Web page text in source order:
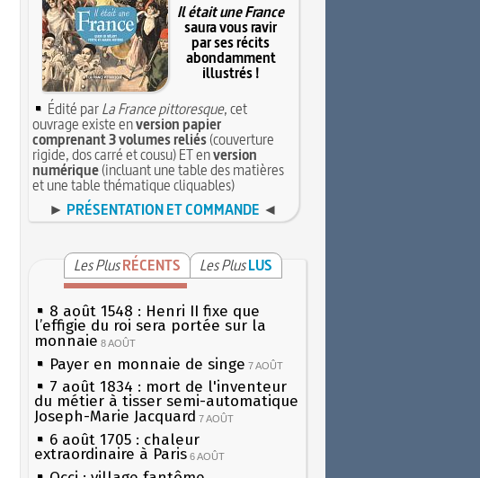
Il était une France
saura vous ravir
par ses récits
abondamment
illustrés !
Édité parLa France pittoresque, cet
ouvrage existe enversion papier
comprenant 3 volumes reliés(couverture
rigide, dos carré et cousu) ET enversion
numérique(incluant une table des matières
et une table thématique cliquables)
► PRÉSENTATION ET COMMANDE ◄
Les Plus RÉCENTS Les Plus LUS
8 août 1548 : Henri II fixe que
l’effigie du roi sera portée sur la
monnaie 8 AOÛT
Payer en monnaie de singe 7 AOÛT
7 août 1834 : mort de l'inventeur
du métier à tisser semi-automatique
Joseph-Marie Jacquard 7 AOÛT
6 août 1705 : chaleur
extraordinaire à Paris 6 AOÛT